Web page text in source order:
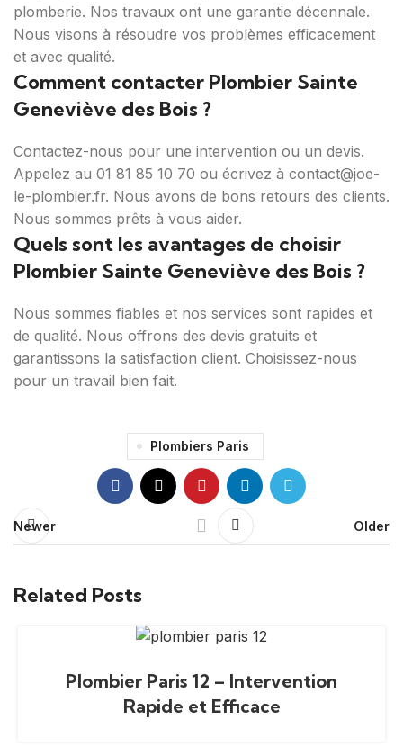
plomberie. Nos travaux ont une garantie décennale.
Nous visons à résoudre vos problèmes efficacement
et avec qualité.
Comment contacter Plombier Sainte
Geneviève des Bois ?
Contactez-nous pour une intervention ou un devis.
Appelez au 01 81 85 10 70 ou écrivez à contact@joe-
le-plombier.fr. Nous avons de bons retours des clients.
Nous sommes prêts à vous aider.
Quels sont les avantages de choisir
Plombier Sainte Geneviève des Bois ?
Nous sommes fiables et nos services sont rapides et
de qualité. Nous offrons des devis gratuits et
garantissons la satisfaction client. Choisissez-nous
pour un travail bien fait.
Plombiers Paris
Newer Older
Related Posts
Plombier Paris 12 – Intervention
Rapide et Efficace